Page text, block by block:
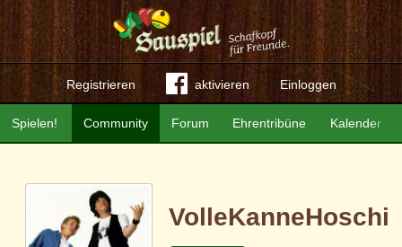
Registrieren aktivieren Einloggen
Community Forum Ehrentribüne Kalender
Spielen!
VolleKanneHoschi